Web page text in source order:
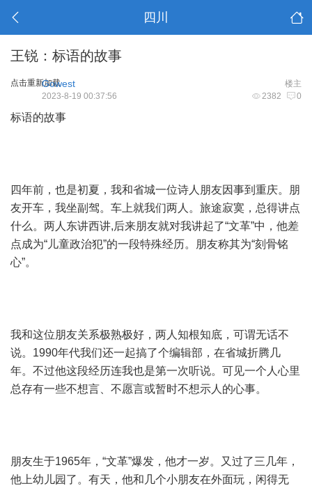
四川
王锐：标语的故事
点击重新加载 楼主
Gowest
2382 0
2023-8-19 00:37:56
标语的故事
四年前，也是初夏，我和省城一位诗人朋友因事到重庆。朋
友开车，我坐副驾。车上就我们两人。旅途寂寞，总得讲点
什么。两人东讲西讲,后来朋友就对我讲起了“文革”中，他差
点成为“儿童政治犯”的一段特殊经历。朋友称其为“刻骨铭
心”。
我和这位朋友关系极熟极好，两人知根知底，可谓无话不
说。1990年代我们还一起搞了个编辑部，在省城折腾几
年。不过他这段经历连我也是第一次听说。可见一个人心里
总存有一些不想言、不愿言或暂时不想示人的心事。
朋友生于1965年，“文革”爆发，他才一岁。又过了三几年，
他上幼儿园了。有天，他和几个小朋友在外面玩，闲得无